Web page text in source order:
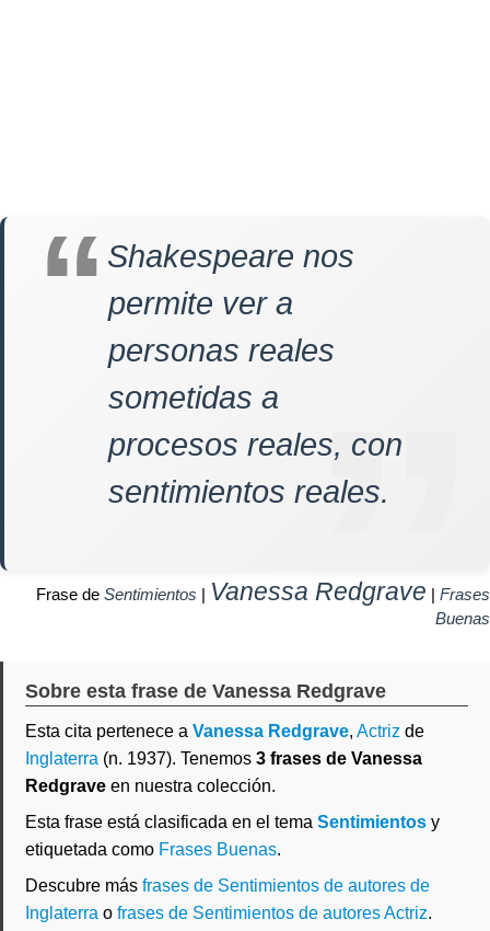
Shakespeare nos
permite ver a
personas reales
sometidas a
procesos reales, con
sentimientos reales.
Frase de Sentimientos | Vanessa Redgrave | Frases
Buenas
Sobre esta frase de Vanessa Redgrave
Esta cita pertenece a Vanessa Redgrave, Actriz de
Inglaterra (n. 1937). Tenemos 3 frases de Vanessa
Redgrave en nuestra colección.
Esta frase está clasificada en el tema Sentimientos y
etiquetada como Frases Buenas.
Descubre más frases de Sentimientos de autores de
Inglaterra o frases de Sentimientos de autores Actriz.